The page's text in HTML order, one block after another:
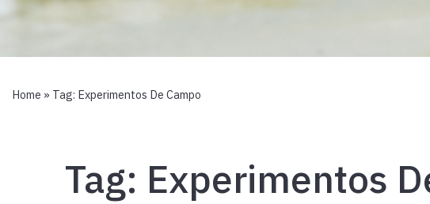
Home » Tag: Experimentos De Campo
Tag: Experimentos